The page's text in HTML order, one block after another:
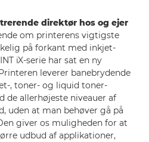
direktør hos og ejer
om printerens vigtigste
på forkant med inkjet-
iX-serie har sat en ny
leverer banebrydende
, toner- og liquid toner-
de allerhøjeste niveauer af
uden at man behøver gå på
giver os muligheden for at
udbud af applikationer,